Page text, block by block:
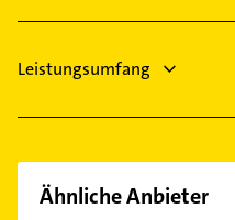
Lehel
Maxvorstadt
Nymphenburg
Hausarzt
Leistungsumfang
Ähnliche Anbieter